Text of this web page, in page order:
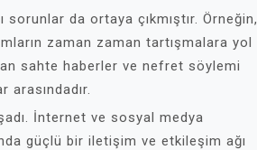
da ortaya çıkmıştır. Örneğin,
zaman zaman tartışmalara yol
sahte haberler ve nefret söylemi
İnternet ve sosyal medya
güçlü bir iletişim ve etkileşim ağı